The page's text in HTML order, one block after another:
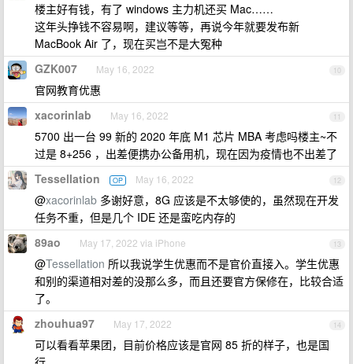
楼主好有钱，有了 windows 主力机还买 Mac……
这年头挣钱不容易啊，建议等等，再说今年就要发布新
MacBook Air 了，现在买岂不是大冤种
10
GZK007 May 16, 2022
官网教育优惠
11
xacorinlab May 16, 2022
5700 出一台 99 新的 2020 年底 M1 芯片 MBA 考虑吗楼主~不
过是 8+256 ，出差便携办公备用机，现在因为疫情也不出差了
12
Tessellation OP May 16, 2022
@xacorinlab 多谢好意，8G 应该是不太够使的，虽然现在开发
任务不重，但是几个 IDE 还是蛮吃内存的
13
89ao May 17, 2022 via iPhone
@Tessellation 所以我说学生优惠而不是官价直接入。学生优惠
和别的渠道相对差的没那么多，而且还要官方保修在，比较合适
了。
14
zhouhua97 May 17, 2022
可以看看苹果团，目前价格应该是官网 85 折的样子，也是国